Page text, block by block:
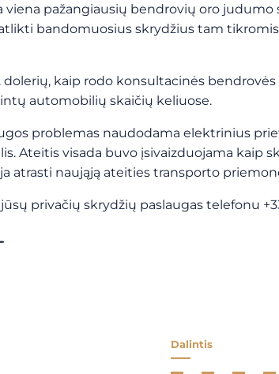
viena pažangiausių bendrovių oro judumo
bandomuosius skrydžius tam tikromis
kaip rodo konsultacinės
automobilių skaičių keliuose.
problemas naudodama elektrinius
Ateitis visada buvo įsivaizduojama kaip
atrasti naująją ateities transporto
privačių skrydžių paslaugas telefonu
Dalintis